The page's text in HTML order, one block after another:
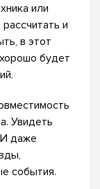
или
и
в этот
будет
Увидеть
И даже
события.